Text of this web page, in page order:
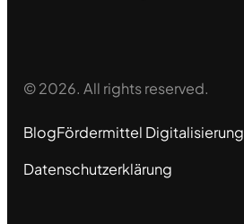
© 2026. All rights reserved.
BlogFördermittel Digitalisierung
Datenschutzerklärung